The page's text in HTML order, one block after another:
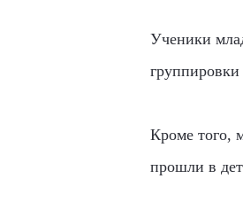
Ученики
группировки
Кроме того,
прошли в